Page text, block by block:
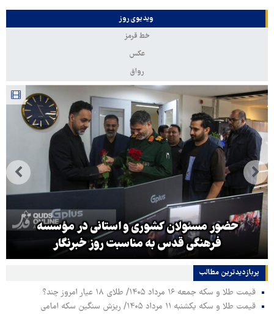
ویدیوی روز
خط قرمز
عکس
رواق
حضور مسئولان کشوری و استانی در مؤسسه
فرهنگی قدس به مناسبت روز خبرنگار
پربازدیدترین‌ مطالب
قیمت طلا و سکه جمعه ۱۶ مرداد ۱۴۰۵/ طلای ۱۸ عیار امروز چند؟
قیمت طلا و سکه یکشنبه ۱۱ مرداد ۱۴۰۵/ ریزش سنگین سکه امامی